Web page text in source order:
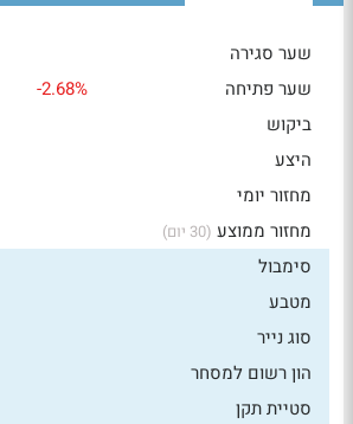
שער סגירה
שער פתיחה
-2.68%
ביקוש
היצע
מחזור יומי
מחזור ממוצע (30 יום)
סימבול
מטבע
סוג נייר
הון רשום למסחר
סטיית תקן